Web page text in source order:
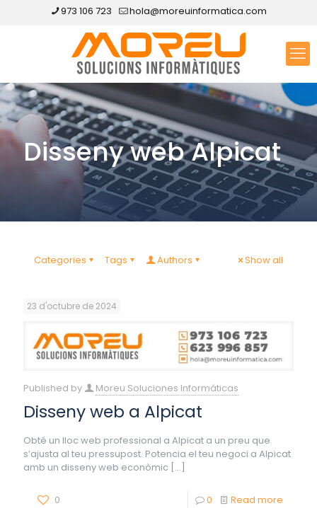
973 106 723 hola@moreuinformatica.com
Disseny web Alpicat
Categories Tags Authors Show all
23 d'octubre de 2024
Published by Moreu Soluciones Informáticas
Disseny web a Alpicat
Obté un lloc web professional a Alpicat a un preu que
s’ajusta al teu pressupost. Potencia el teu negoci a Alpicat
amb un disseny web econòmic […]
0 0 Read more